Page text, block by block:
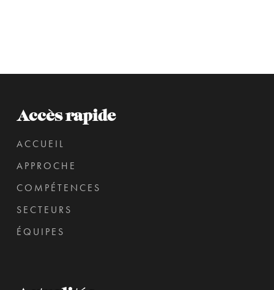
Accès rapide
ACCUEIL
APPROCHE
COMPÉTENCES
SECTEURS
ÉQUIPES